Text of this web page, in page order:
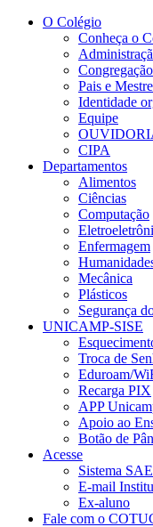
Conteúdo principal
O Colégio
Conheça o
Congregação
Pais e
Identidade
Equipe
CIPA
Departamentos
Alimentos
Ciências
Computação
Enfermagem
Mecânica
Plásticos
Segurança
UNICAMP-SISE
Troca de
Eduroam/
Recarga PIX
APP
Apoio ao
Botão de
Acesse
Sistema SAE
E-mail
Ex-aluno
Fale com o